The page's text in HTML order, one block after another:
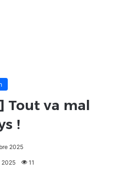
Tout va mal
!
2025
2025 11